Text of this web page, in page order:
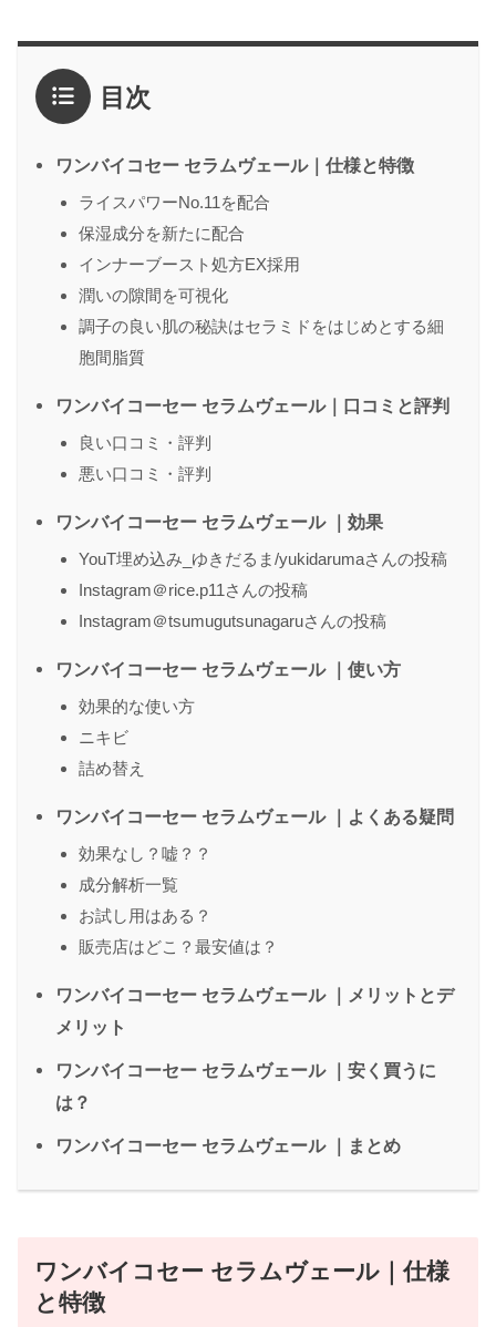
4点
3点
2点
1点
感想 * 目次
ワンバイコセー セラムヴェール｜仕様と特徴
ライスパワーNo.11を配合
保湿成分を新たに配合
インナーブースト処方EX採用
潤いの隙間を可視化
調子の良い肌の秘訣はセラミドをはじめとする細
胞間脂質
ワンバイコーセー セラムヴェール｜口コミと評判
良い口コミ・評判
悪い口コミ・評判
ワンバイコーセー セラムヴェール ｜効果
YouT埋め込み_ゆきだるま/yukidarumaさんの投稿
Instagram＠rice.p11さんの投稿
Instagram＠tsumugutsunagaruさんの投稿
ワンバイコーセー セラムヴェール ｜使い方
効果的な使い方
ニキビ
詰め替え
ワンバイコーセー セラムヴェール ｜よくある疑問
効果なし？嘘？？
成分解析一覧
お試し用はある？
販売店はどこ？最安値は？
ワンバイコーセー セラムヴェール ｜メリットとデ
メリット
ワンバイコーセー セラムヴェール ｜安く買うに
は？
ワンバイコーセー セラムヴェール ｜まとめ
ワンバイコセー セラムヴェール｜仕様
と特徴